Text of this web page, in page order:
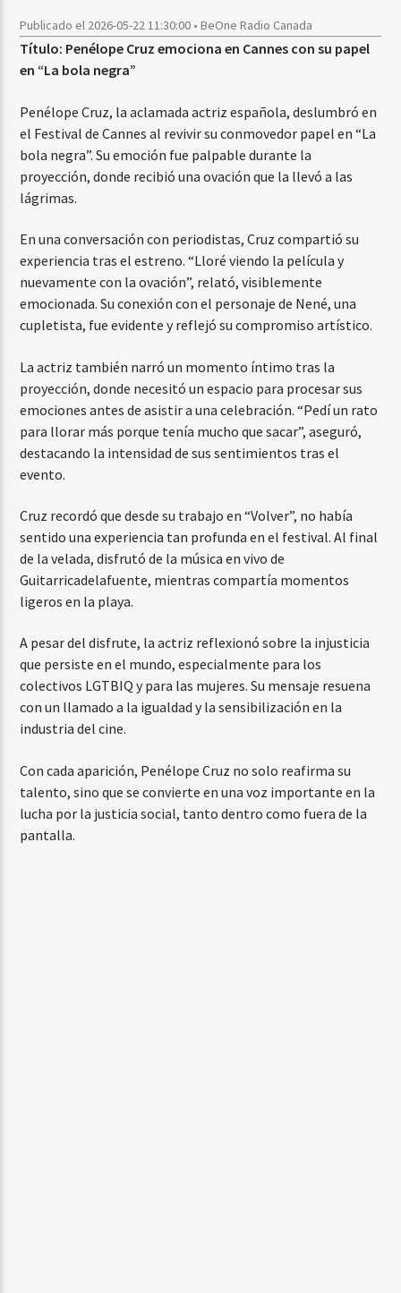
Publicado el 2026-05-22 11:30:00 • BeOne Radio Canada
Título: Penélope Cruz emociona en Cannes con su papel
en “La bola negra”
Penélope Cruz, la aclamada actriz española, deslumbró en
el Festival de Cannes al revivir su conmovedor papel en “La
bola negra”. Su emoción fue palpable durante la
proyección, donde recibió una ovación que la llevó a las
lágrimas.
En una conversación con periodistas, Cruz compartió su
experiencia tras el estreno. “Lloré viendo la película y
nuevamente con la ovación”, relató, visiblemente
emocionada. Su conexión con el personaje de Nené, una
cupletista, fue evidente y reflejó su compromiso artístico.
La actriz también narró un momento íntimo tras la
proyección, donde necesitó un espacio para procesar sus
emociones antes de asistir a una celebración. “Pedí un rato
para llorar más porque tenía mucho que sacar”, aseguró,
destacando la intensidad de sus sentimientos tras el
evento.
Cruz recordó que desde su trabajo en “Volver”, no había
sentido una experiencia tan profunda en el festival. Al final
de la velada, disfrutó de la música en vivo de
Guitarricadelafuente, mientras compartía momentos
ligeros en la playa.
A pesar del disfrute, la actriz reflexionó sobre la injusticia
que persiste en el mundo, especialmente para los
colectivos LGTBIQ y para las mujeres. Su mensaje resuena
con un llamado a la igualdad y la sensibilización en la
industria del cine.
Con cada aparición, Penélope Cruz no solo reafirma su
talento, sino que se convierte en una voz importante en la
lucha por la justicia social, tanto dentro como fuera de la
pantalla.